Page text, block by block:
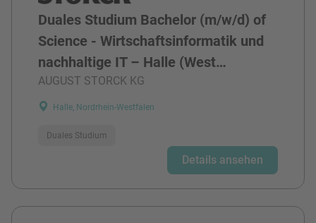
Duales Studium Bachelor (m/w/d) of
Science - Wirtschaftsinformatik und
nachhaltige IT – Halle (West…
AUGUST STORCK KG
Halle, Nordrhein-Westfalen
Duales Studium
Details ansehen